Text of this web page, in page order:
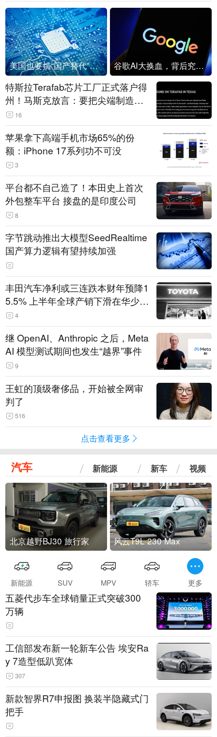
美国也要搞“国产替代”？先算清三笔账 谷歌AI大换血，背后究竟发生了什么？
特斯拉Terafab芯片工厂正式落户得
州！马斯克放言：要把尖端制造带
回美国
16
苹果拿下高端手机市场65%的份
额：iPhone 17系列功不可没
3
平台都不自己造了！本田史上首次
外包整车平台 接盘的是印度公司
8
字节跳动推出大模型SeedRealtime
国产算力逻辑有望持续加强
丰田汽车净利或三连跌本财年预降1
5.5% 上半年全球产销下滑在华少卖
14.3万辆
4
继 OpenAI、Anthropic 之后，Meta
AI 模型测试期间也发生“越界”事件
9
王虹的顶级奢侈品，开始被全网审
判了
516
点击查看更多
汽车 新能源 新车 视频
北京越野BJ30 旅行家 风云T9L 230 Max
新能源 SUV MPV 轿车 更多
五菱代步车全球销量正式突破300
万辆
工信部发布新一轮新车公告 埃安Ra
y 7造型低趴宽体
307
新款智界R7申报图 换装半隐藏式门
把手